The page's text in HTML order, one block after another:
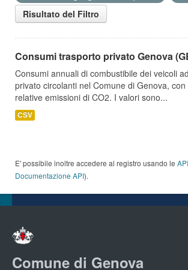
Risultato del Filtro
Consumi trasporto privato Genova
Consumi annuali di combustibile dei veicoli
privato circolanti nel Comune di Genova,
relative emissioni di CO2. I valori sono...
CSV
E' possibile inoltre accedere al registro usando le API
Documentazione API).
Comune di Genova